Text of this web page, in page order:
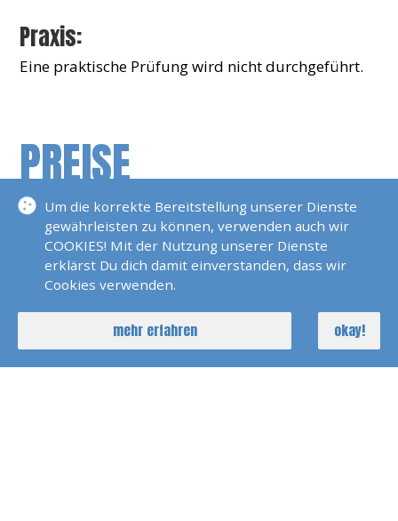
Praxis:
Eine praktische Prüfung wird nicht durchgeführt.
PREISE
Einzelpreis
Grundpreis 590 EUR
Lehrmaterialkosten
ca. 150 € pro
Um die korrekte Bereitstellung unserer Dienste
gewährleisten zu können, verwenden auch wir
COOKIES! Mit der Nutzung unserer Dienste
erklärst Du dich damit einverstanden, dass wir
Cookies verwenden.
mehr erfahren okay!